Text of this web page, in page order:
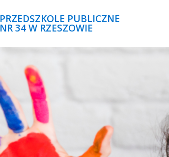
PRZEDSZKOLE PUBLICZNE
NR 34 W RZESZOWIE